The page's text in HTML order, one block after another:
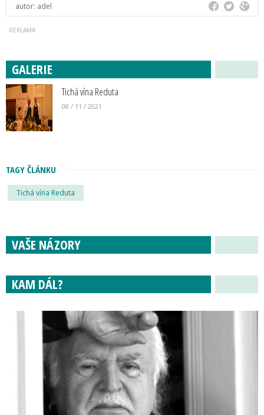
autor: adel
GALERIE
Tichá vína Reduta
08 / 11 / 2021
TAGY ČLÁNKU
Tichá vína Reduta
VAŠE NÁZORY
KAM DÁL?